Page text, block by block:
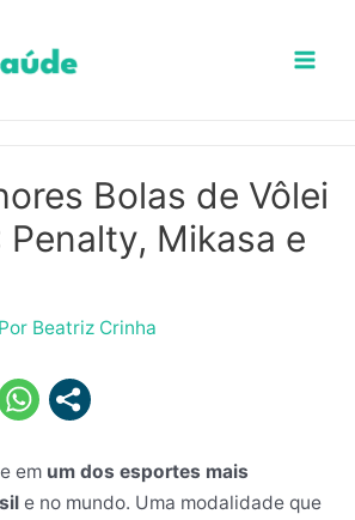
Bolas de Vôlei
Mikasa e
Beatriz Crinha
em um dos esportes mais
e no mundo. Uma modalidade que